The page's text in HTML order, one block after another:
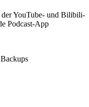
der YouTube- und Bilibili-
Podcast-App